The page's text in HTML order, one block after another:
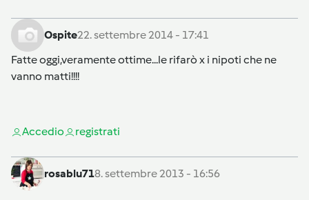
Ospite22. settembre 2014 - 17:41
Fatte oggi,veramente ottime...le rifarò x i nipoti che ne
vanno matti!!!!
Accedio registrati
rosablu718. settembre 2013 - 16:56